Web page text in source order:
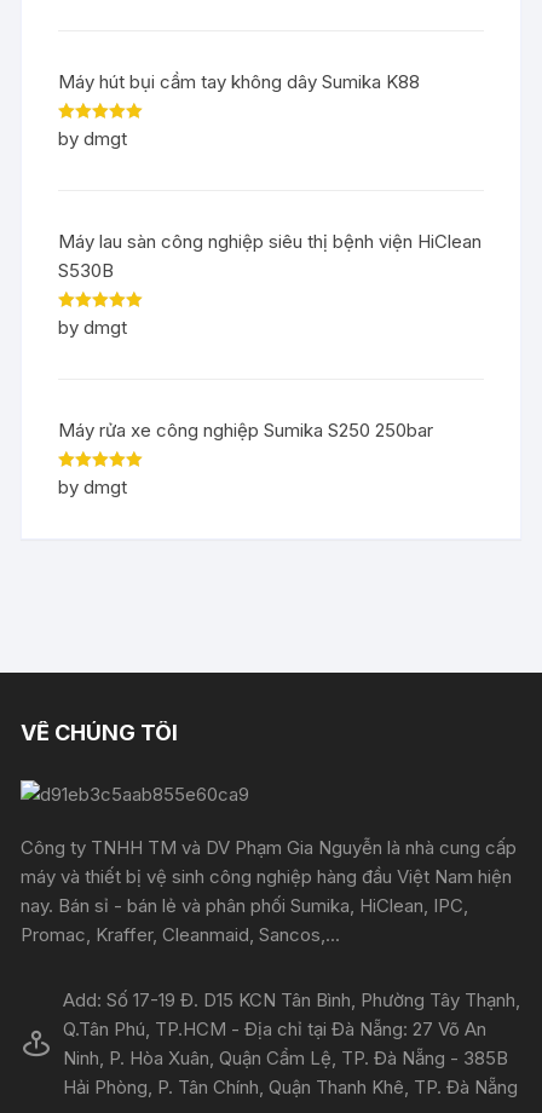
Máy hút bụi cầm tay không dây Sumika K88
Rated5out
of 5
by dmgt
Máy lau sàn công nghiệp siêu thị bệnh viện HiClean
S530B
Rated5out
of 5
by dmgt
Máy rửa xe công nghiệp Sumika S250 250bar
Rated5out
of 5
by dmgt
VỀ CHÚNG TÔI
Công ty TNHH TM và DV Phạm Gia Nguyễn là nhà cung cấp
máy và thiết bị vệ sinh công nghiệp hàng đầu Việt Nam hiện
nay. Bán sỉ - bán lẻ và phân phối Sumika, HiClean, IPC,
Promac, Kraffer, Cleanmaid, Sancos,...
Add: Số 17-19 Đ. D15 KCN Tân Bình, Phường Tây Thạnh,
Q.Tân Phú, TP.HCM - Địa chỉ tại Đà Nẵng: 27 Võ An
Ninh, P. Hòa Xuân, Quận Cẩm Lệ, TP. Đà Nẵng - 385B
Hải Phòng, P. Tân Chính, Quận Thanh Khê, TP. Đà Nẵng